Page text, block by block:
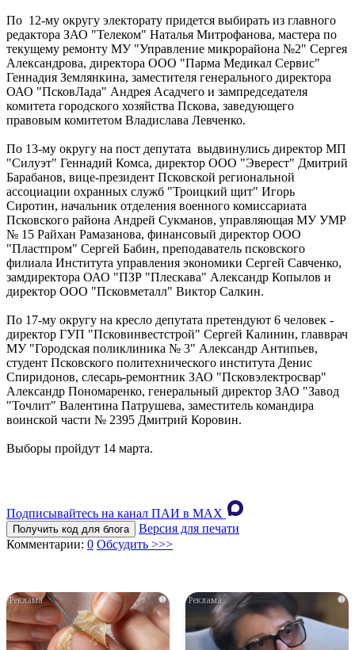
По 12-му округу электорату придется выбирать из главного
редактора ЗАО "Телеком" Наталья Митрофанова, мастера по
текущему ремонту МУ "Управление микрорайона №2" Сергея
Александрова, директора ООО "Парма Медикал Сервис"
Геннадия Землянкина, заместителя генерального директора
ОАО "ПсковЛада" Андрея Асадчего и зампредседателя
комитета городского хозяйства Пскова, заведующего
правовым комитетом Владислава Левченко.
По 13-му округу на пост депутата выдвинулись директор МП
"Силуэт" Геннадий Комса, директор ООО "Эверест" Дмитрий
Барабанов, вице-президент Псковской региональной
ассоциации охранных служб "Троицкий щит" Игорь
Сиротин, начальник отделения военного комиссариата
Псковского района Андрей Сукманов, управляющая МУ УМР
№ 15 Райхан Рамазанова, финансовый директор ООО
"Пластпром" Сергей Бабин, преподаватель псковского
филиала Института управления экономики Сергей Савченко,
замдиректора ОАО "ПЗР "Плескава" Александр Копылов и
директор ООО "Псковметалл" Виктор Салкин.
По 17-му округу на кресло депутата претендуют 6 человек -
директор ГУП "Псковинвестстрой" Сергей Калинин, главврач
МУ "Городская поликлиника № 3" Александр Антипьев,
студент Псковского политехнического института Денис
Спиридонов, слесарь-ремонтник ЗАО "Псковэлектросвар"
Александр Пономаренко, генеральный директор ЗАО "Завод
"Точлит" Валентина Патрушева, заместитель командира
воинской части № 2395 Дмитрий Коровин.
Выборы пройдут 14 марта.
Подписывайтесь на канал ПАИ в MAХ
Получить код для блога
Версия для печати
Комментарии: 0 Обсудить >>>
i i